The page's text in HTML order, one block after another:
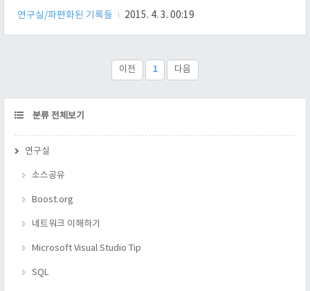
러한 절차는 간단히 로그만 확인하려 해도, 매우 귀찮은 작업이
되어, 개발 의욕을 떨어뜨릴 수 있습니다.그래서 유니티
를 확인하는 간편한 방법이 있어야 합니다. 그 방법 중 제가 제일
좋아 하는 방법이 게임씬에 콘솔(Console)이 같이 보이게 하는
연구실/파편화된 기록들 2015. 4. 3. 00:19
이전 1 다음
CATEGORY
분류 전체보기
연구실
소스공유
Boost.org
네트워크 이해하기
Microsoft Visual Studio Tip
SQL